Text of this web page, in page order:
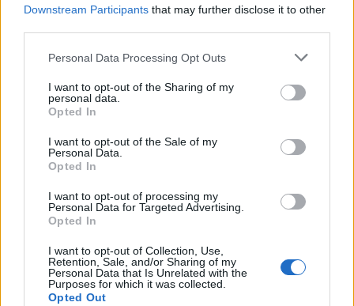
Downstream Participants that may further disclose it to other
Please note that this website/app uses one or more Google
not limited to your visit or usage behaviour. You may click to
grant or deny consent to Google and its third-party tags to
use your data for below specified purposes in below Google
consent section.
Personal Data Processing Opt Outs
I want to opt-out of the Sharing of my
personal data.
Opted In
I want to opt-out of the Sale of my
Personal Data.
Opted In
I want to opt-out of processing my
Personal Data for Targeted Advertising.
Opted In
I want to opt-out of Collection, Use,
Retention, Sale, and/or Sharing of my
Personal Data that Is Unrelated with the
Purposes for which it was collected.
Opted Out
Come scegliere le scarpe da running donna: comfort
Marco Tessari · 8 Ago 2026